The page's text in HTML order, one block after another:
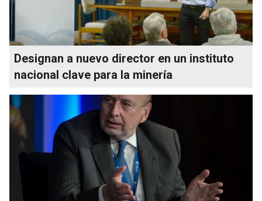
Designan a nuevo director en un instituto
nacional clave para la minería